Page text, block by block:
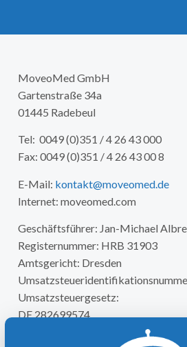
MoveoMed GmbH
Gartenstraße 34a
01445 Radebeul
Tel: 0049 (0)351 / 4 26 43 000
Fax: 0049 (0)351 / 4 26 43 00 8
E-Mail: kontakt@moveomed.de
Internet: moveomed.com
Geschäftsführer: Jan-Michael
Registernummer: HRB 31903
Amtsgericht: Dresden
Umsatzsteuergesetz:
DE 282699574